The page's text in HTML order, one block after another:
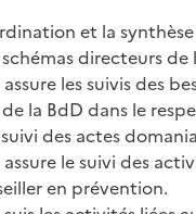
et la
directeurs de
les suivis des
la BdD dans le
des actes
le suivi des
en prévention.